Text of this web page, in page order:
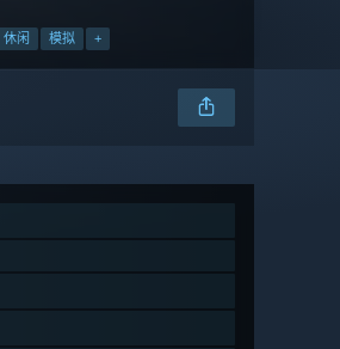
休闲 模拟 +